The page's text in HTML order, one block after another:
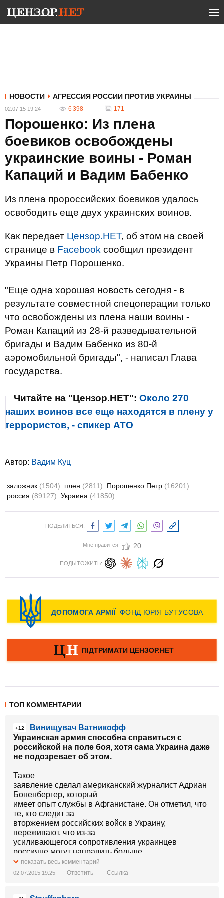
НОВОСТИ АГРЕССИЯ РОССИИ ПРОТИВ УКРАИНЫ
02.07.15 19:24 6 398 171
Порошенко: Из плена
боевиков освобождены
украинские воины - Роман
Капаций и Вадим Бабенко
Из плена пророссийских боевиков удалось
освободить еще двух украинских воинов.
Как передает Цензор.НЕТ, об этом на своей
странице в Facebook сообщил президент
Украины Петр Порошенко.
"Еще одна хорошая новость сегодня - в
результате совместной спецоперации только
что освобождены из плена наши воины -
Роман Капаций из 28-й разведывательной
бригады и Вадим Бабенко из 80-й
аэромобильной бригады", - написал Глава
государства.
Читайте на "Цензор.НЕТ": Около 270
наших воинов все еще находятся в плену у
террористов, - спикер АТО
Автор: Вадим Куц
заложник (1504) плен (2811) Порошенко Петр (16201)
россия (89127) Украина (41850)
ПОДЕЛИТЬСЯ:
Мне нравится 20
ПОДЫТОЖИТЬ:
ТОП КОММЕНТАРИИ
+12
Винищувач Ватникофф
Украинская армия способна справиться с
российской на поле боя, хотя сама Украина даже
не подозревает об этом.
Такое
заявление сделал американский журналист Адриан
Боненбергер, который
имеет опыт службы в Афганистане. Он отметил, что
те, кто следит за
вторжением российских войск в Украину,
переживают, что из-за
усиливающегося сопротивления украинцев
россияне могут направить больше
сил. После чего они отправятся покорять Польшу
или Эстонию. Так как эти
показать весь комментарий
02.07.2015 19:25 Ответить Ссылка